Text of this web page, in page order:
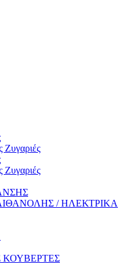
Ζυγαριές
Ζυγαριές
/ ΗΛΕΚΤΡΙΚΑ
ΚΟΥΒΕΡΤΕΣ